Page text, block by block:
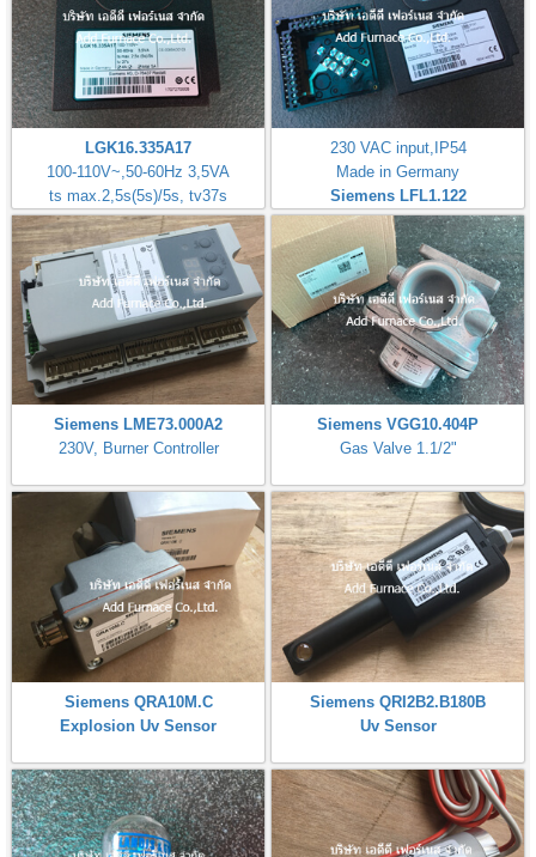
LGK16.335A17
100-110V~,50-60Hz 3,5VA
ts max.2,5s(5s)/5s, tv37s
230 VAC input,IP54
Made in Germany
Siemens LFL1.122
Siemens LME73.000A2
230V, Burner Controller
Siemens VGG10.404P
Gas Valve 1.1/2"
Siemens QRA10M.C
Explosion Uv Sensor
Siemens QRI2B2.B180B
Uv Sensor